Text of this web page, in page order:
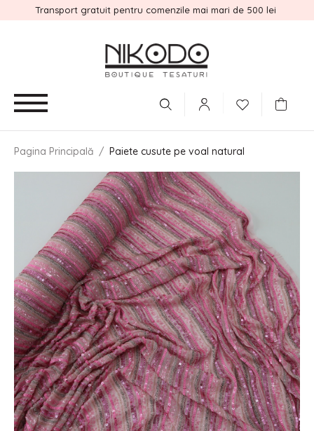
Transport gratuit pentru comenzile mai mari de 500 lei
Pagina Principală / Paiete cusute pe voal natural